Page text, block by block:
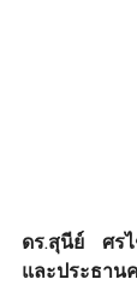
ดร.สุนีย์ ศร